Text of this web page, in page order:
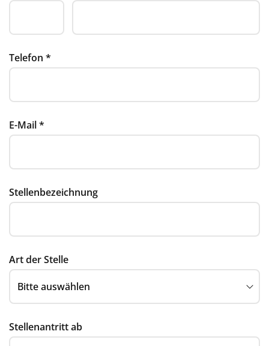
Telefon *
E-Mail*
Stellenbezeichnung
Art der Stelle
Stellenantritt ab